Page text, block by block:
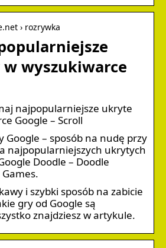
› rozrywka
wyszukiwarce
najpopularniejsze ukryte
Google – Scroll
– sposób na nudę przy
najpopularniejszych ukrytych
Doodle – Doodle
i szybki sposób na zabicie
gry od Google są
znajdziesz w artykule.